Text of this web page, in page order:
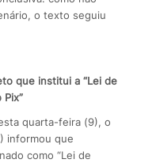
o texto seguiu
que institui a “Lei de
Pix”
quarta-feira (9), o
informou que
como “Lei de